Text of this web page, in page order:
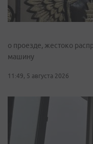
о проезде, жестоко
машину
11:49, 5 августа 2026